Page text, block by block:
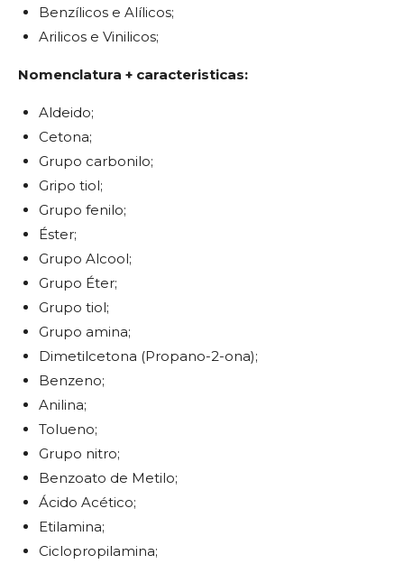
Benzílicos e Alílicos;
Arilicos e Vinilicos;
Nomenclatura + caracteristicas:
Aldeido;
Cetona;
Grupo carbonilo;
Gripo tiol;
Grupo fenilo;
Éster;
Grupo Alcool;
Grupo Éter;
Grupo tiol;
Grupo amina;
Dimetilcetona (Propano-2-ona);
Benzeno;
Anilina;
Tolueno;
Grupo nitro;
Benzoato de Metilo;
Ácido Acético;
Etilamina;
Ciclopropilamina;